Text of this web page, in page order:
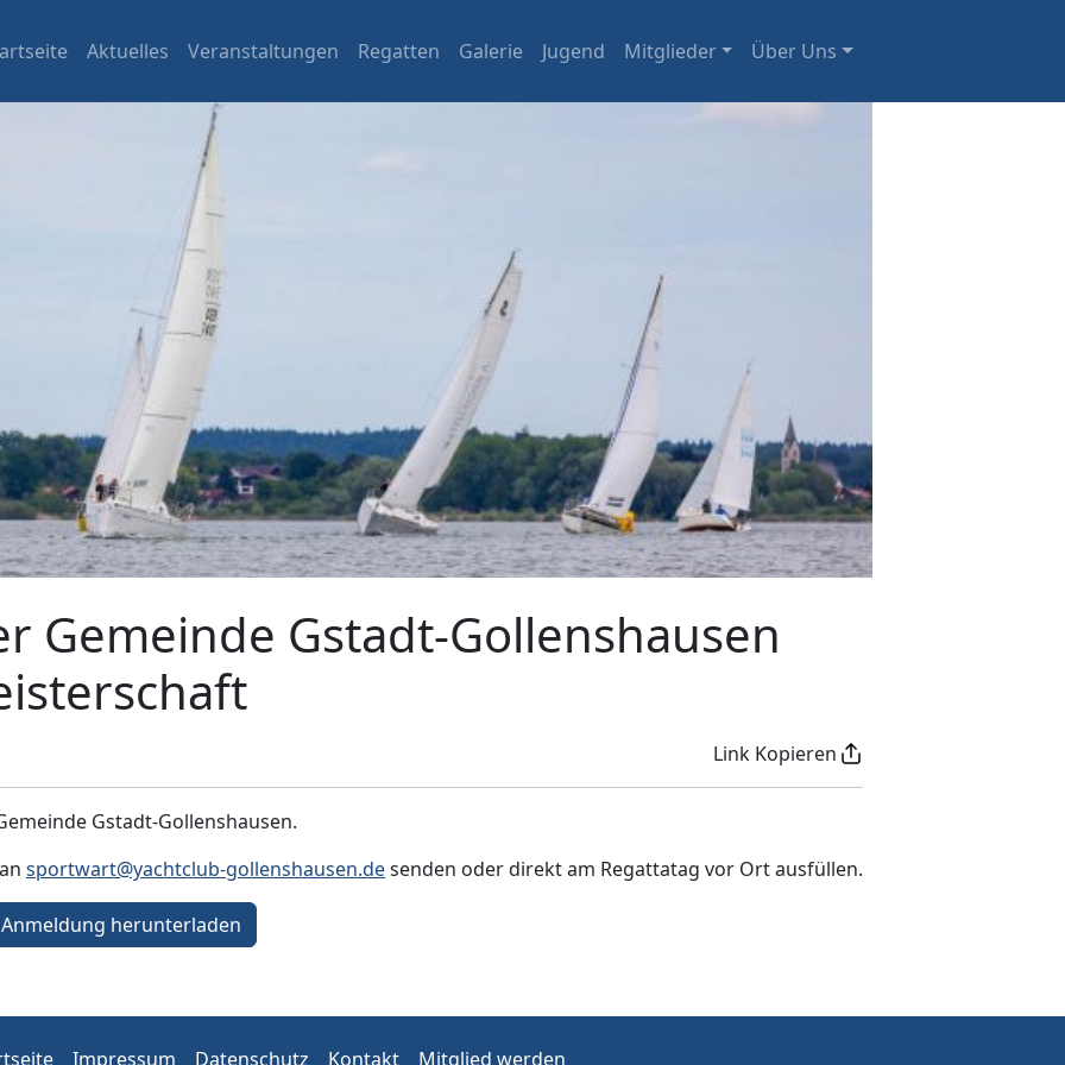
Aktuelles Veranstaltungen Regatten Galerie Jugend Mitglieder Über Uns
Gemeinde Gstadt-Gollenshausen
Link Kopieren
Gstadt-Gollenshausen.
sportwart@yachtclub-gollenshausen.desenden oder direkt am Regattatag vor Ort ausfüllen.
Anmeldung herunterladen
Impressum Datenschutz Kontakt Mitglied werden